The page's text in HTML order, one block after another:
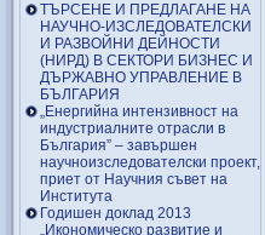
ТЪРСЕНЕ И ПРЕДЛАГАНЕ НА
НАУЧНО-ИЗСЛЕДОВАТЕЛСКИ
И РАЗВОЙНИ ДЕЙНОСТИ
(НИРД) В СЕКТОРИ БИЗНЕС И
ДЪРЖАВНО УПРАВЛЕНИЕ В
БЪЛГАРИЯ
„Енергийна интензивност на
индустриалните отрасли в
България” – завършен
научноизследователски проект,
приет от Научния съвет на
Института
Годишен доклад 2013
„Икономическо развитие и